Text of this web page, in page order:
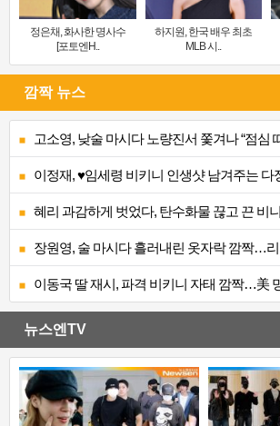
정은채, 화사한 명사수
[포토엔H..
하지원, 한국 배우 최초
MLB 시..
깜짝 뉴스
고소영, 낮술 마시다 노량진서 쫓겨나 “점심
이정재, ♥임세령 비키니 인생샷 남겨주는
혜리 과감하게 벗었다, 탄수화물 끊고 끈 비
장원영, 술 마시다 흘러내린 옷자락 깜짝…
이동국 딸 재시, 파격 비키니 자태 깜짝…美
뉴스엔TV